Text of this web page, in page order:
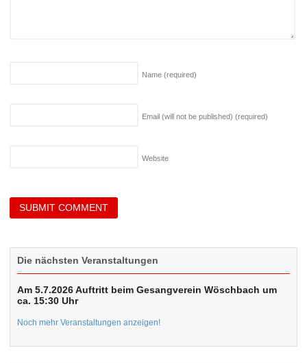
Name (required)
Email (will not be published) (required)
Website
Die nächsten Veranstaltungen
Am 5.7.2026 Auftritt beim Gesangverein Wöschbach um
ca. 15:30 Uhr
Noch mehr Veranstaltungen anzeigen!